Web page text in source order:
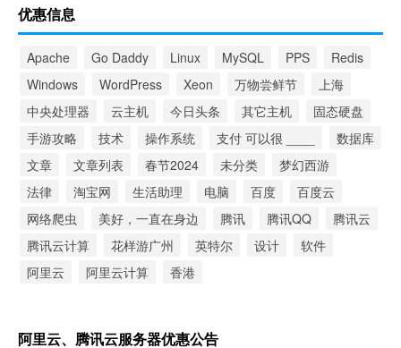
优惠信息
Apache Go Daddy Linux MySQL PPS
Redis
Windows
WordPress Xeon 万物尝鲜节
上海
中央处理器
云主机 今日头条 其它主机
固态硬盘
手游攻略
技术 操作系统 支付 可以很 ____
数据库
文章
文章列表 春节2024 未分类
梦幻西游
法律
淘宝网 生活助理 电脑 百度
百度云
网络爬虫
美好，一直在身边 腾讯 腾讯QQ
腾讯云
腾讯云计算
花样游广州 英特尔 设计
软件
阿里云
阿里云计算 香港
阿里云、腾讯云服务器优惠公告